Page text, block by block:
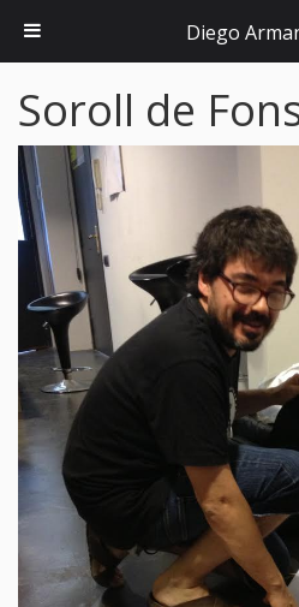
Soroll de
Diego